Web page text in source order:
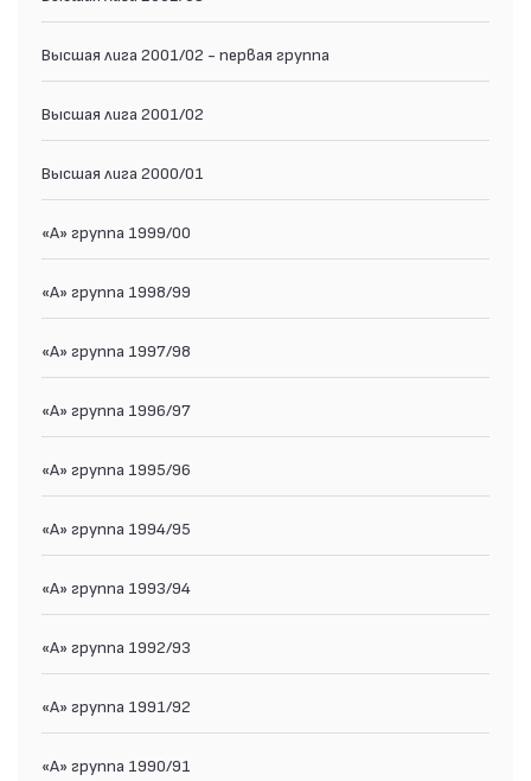
Высшая лига 2001/02 - первая группа
Высшая лига 2001/02
Высшая лига 2000/01
«А» группа 1999/00
«А» группа 1998/99
«А» группа 1997/98
«А» группа 1996/97
«А» группа 1995/96
«А» группа 1994/95
«А» группа 1993/94
«А» группа 1992/93
«А» группа 1991/92
«А» группа 1990/91